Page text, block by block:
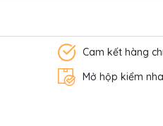
Cam kết hàng
Mở hộp kiểm